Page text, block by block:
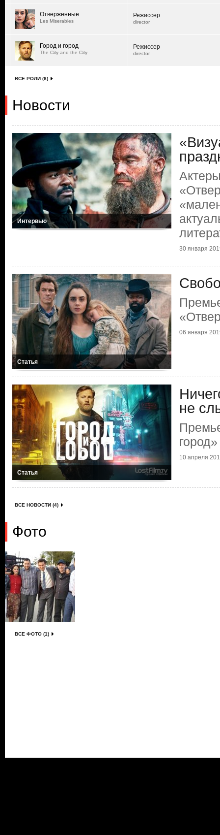
Отверженные
Les Miserables
Режиссер
director
Город и город
The City and the City
Режиссер
director
ВСЕ РОЛИ (6)
Новости
Интервью
30 января
Статья
06 января
Статья
не
город»
10 апреля
ВСЕ НОВОСТИ (4)
Фото
ВСЕ ФОТО (1)